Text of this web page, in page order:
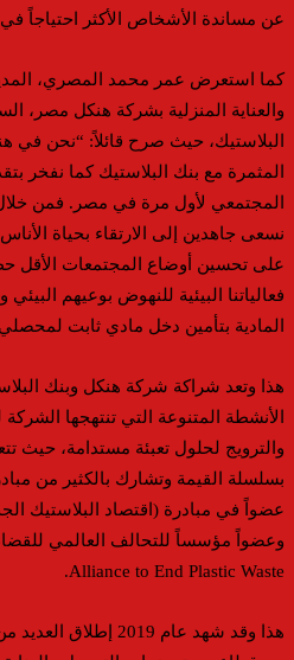
عن مساندة الأشخاص الأكثر احتياجاً
كما استعرض عمر محمد المصري،
والعناية المنزلية بشركة هنكل مصر،
البلاستيك، حيث صرح قائلاً: “نحن في
المثمرة مع بنك البلاستيك كما نفخر
المجتمعي لأول مرة في مصر. فمن خلال
نسعى جاهدين إلى الارتقاء بحياة
على تحسين أوضاع المجتمعات الأقل
فعالياتنا البيئية للنهوض بوعيهم
المادية بتأمين دخل مادي ثابت
هذا وتعد شراكة شركة هنكل وبنك
الأنشطة المتنوعة التي تنتهجها
والترويج لحلول تعبئة مستدامة، حيث
بسلسلة القيمة وتشارك بالكثير من
وعضواً مؤسساً للتحالف العالمي
Alliance to End Plastic Waste.
هذا وقد شهد عام